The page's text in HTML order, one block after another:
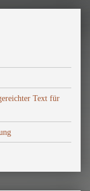
Text für